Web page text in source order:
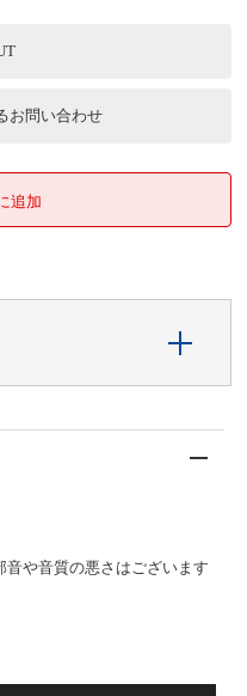
お問い合わせ
や音質の悪さはございます